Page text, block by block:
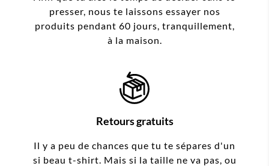
presser, nous te laissons essayer nos
produits pendant 60 jours, tranquillement,
à la maison.
Retours gratuits
Il y a peu de chances que tu te sépares d'un
si beau t-shirt. Mais si la taille ne va pas, ou